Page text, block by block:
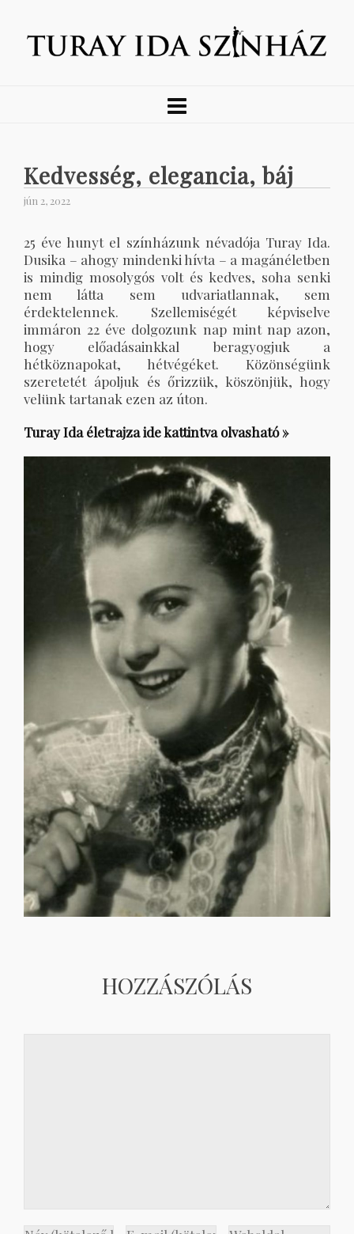
Kedvesség, elegancia, báj
jún 2, 2022
25 éve hunyt el színházunk névadója Turay Ida.
Dusika – ahogy mindenki hívta – a magánéletben
is mindig mosolygós volt és kedves, soha senki
nem látta sem udvariatlannak, sem
érdektelennek. Szellemiségét képviselve
immáron 22 éve dolgozunk nap mint nap azon,
hogy előadásainkkal beragyogjuk a
hétköznapokat, hétvégéket. Közönségünk
szeretetét ápoljuk és őrizzük, köszönjük, hogy
velünk tartanak ezen az úton.
Turay Ida életrajza ide kattintva olvasható »
HOZZÁSZÓLÁS